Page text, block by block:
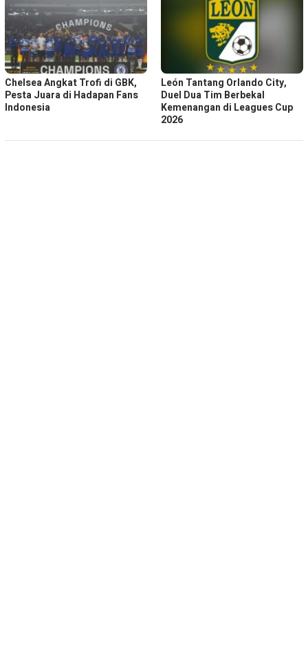
Chelsea Angkat Trofi di GBK,
Pesta Juara di Hadapan Fans
Indonesia
León Tantang Orlando City,
Duel Dua Tim Berbekal
Kemenangan di Leagues Cup
2026